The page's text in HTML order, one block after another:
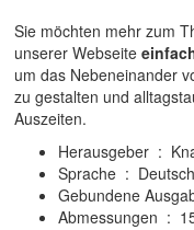
Sie möchten mehr zum
unserer Webseite
um das Nebeneinander
zu gestalten und
Auszeiten.
Sprache ‏ : ‎ Deutsch